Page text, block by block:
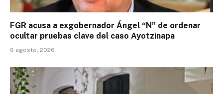
FGR acusa a exgobernador Ángel “N” de ordenar
ocultar pruebas clave del caso Ayotzinapa
6 agosto, 2026